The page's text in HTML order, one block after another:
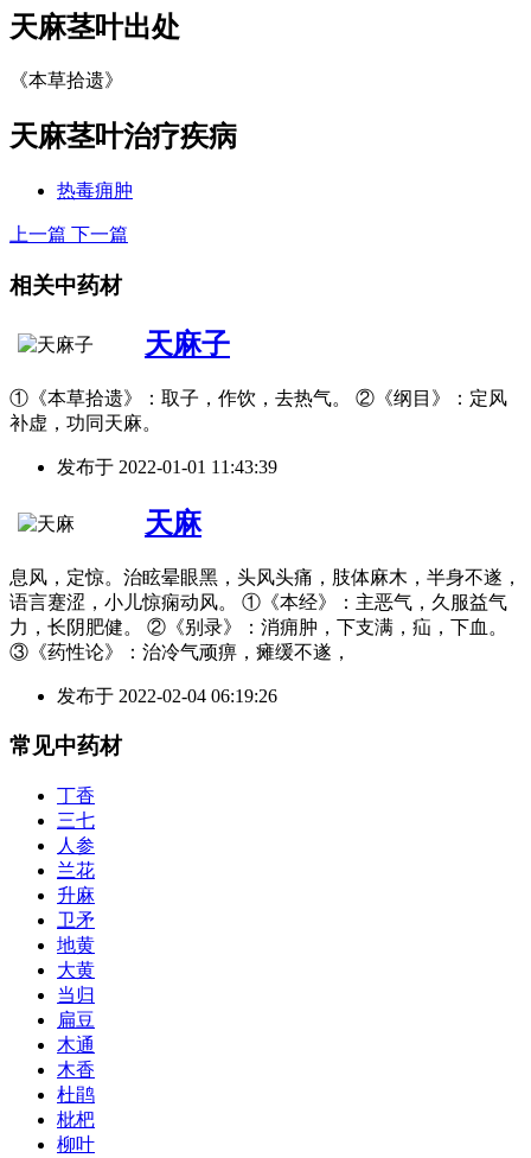
天麻茎叶出处
《本草拾遗》
天麻茎叶治疗疾病
热毒痈肿
上一篇 下一篇
相关中药材
天麻子
①《本草拾遗》：取子，作饮，去热气。 ②《纲目》：定风
补虚，功同天麻。
发布于 2022-01-01 11:43:39
天麻
息风，定惊。治眩晕眼黑，头风头痛，肢体麻木，半身不遂，
语言蹇涩，小儿惊痫动风。 ①《本经》：主恶气，久服益气
力，长阴肥健。 ②《别录》：消痈肿，下支满，疝，下血。
③《药性论》：治冷气顽痹，瘫缓不遂，
发布于 2022-02-04 06:19:26
常见中药材
丁香
三七
人参
兰花
升麻
卫矛
地黄
大黄
当归
扁豆
木通
木香
杜鹃
枇杷
柳叶